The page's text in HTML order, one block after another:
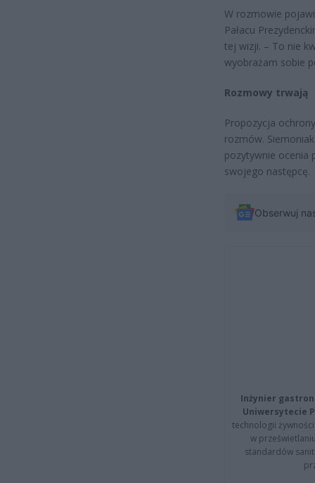
W rozmowie
Pałacu
tej wizji. – To nie
wyobrażam sobie
Rozmowy trwają
Propozycja
rozmów.
pozytywnie ocenia
swojego następcę.
Obserwuj
Inżynier
Uniwersytecie
technologii
w
standardów